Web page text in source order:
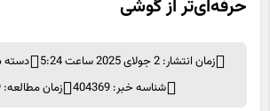
شناسه خبر: 404369
زمان مطالعه: 9 دقیقه